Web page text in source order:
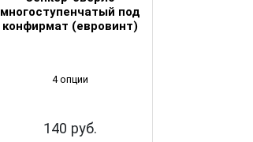
многоступенчатый под
конфирмат (евровинт)
4 опции
140 руб.